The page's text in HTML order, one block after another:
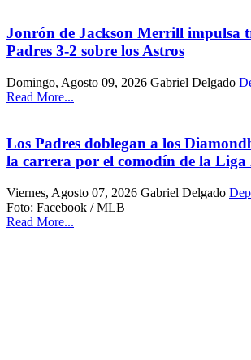
Jonrón de Jackson Merrill impulsa
Padres 3-2 sobre los Astros
Domingo, Agosto 09, 2026 Gabriel Delgado
Read More...
Los Padres doblegan a los
la carrera por el comodín de la Liga
Viernes, Agosto 07, 2026 Gabriel Delgado
Foto: Facebook / MLB
Read More...